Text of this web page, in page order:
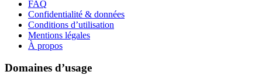
FAQ
Confidentialité & données
Conditions d’utilisation
Mentions légales
À propos
Domaines d’usage